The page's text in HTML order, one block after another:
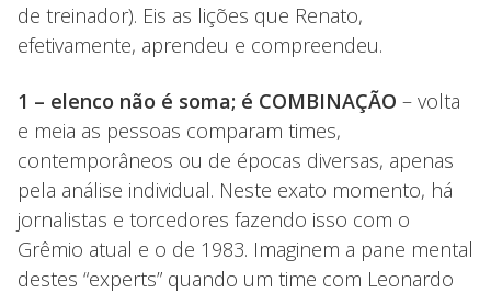
de treinador). Eis as lições que Renato,
efetivamente, aprendeu e compreendeu.
1 – elenco não é soma; é COMBINAÇÃO – volta
e meia as pessoas comparam times,
contemporâneos ou de épocas diversas, apenas
pela análise individual. Neste exato momento, há
jornalistas e torcedores fazendo isso com o
Grêmio atual e o de 1983. Imaginem a pane mental
destes “experts” quando um time com Leonardo